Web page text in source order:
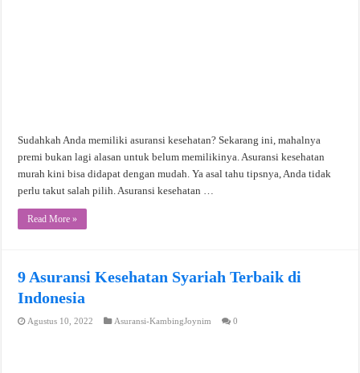
Sudahkah Anda memiliki asuransi kesehatan? Sekarang ini, mahalnya
premi bukan lagi alasan untuk belum memilikinya. Asuransi kesehatan
murah kini bisa didapat dengan mudah. Ya asal tahu tipsnya, Anda tidak
perlu takut salah pilih. Asuransi kesehatan …
Read More »
9 Asuransi Kesehatan Syariah Terbaik di
Indonesia
Agustus 10, 2022 Asuransi-KambingJoynim 0